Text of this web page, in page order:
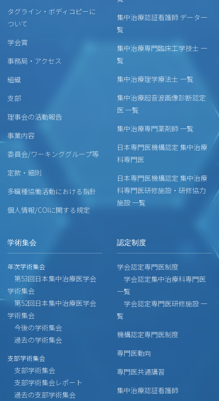
タグライン・ボディコピーに
ついて
学会賞
事務局・アクセス
組織
支部
理事会の活動報告
事業内容
委員会/ワーキンググループ等
定款・細則
多職種協働活動における指針
個人情報/COIに関する規定
集中治療認証看護師 データ一
覧
集中治療専門臨床工学技士 一
覧
集中治療理学療法士 一覧
集中治療超音波画像診断認定
医 一覧
集中治療専門薬剤師 一覧
日本専門医機構認定 集中治療
科専門医
日本専門医機構認定 集中治療
科専門医研修施設・研修協力
施設 一覧
学術集会
年次学術集会
第53回日本集中治療医学会
学術集会
第52回日本集中治療医学会
学術集会
今後の学術集会
過去の学術集会
支部学術集会
支部学術集会
支部学術集会レポート
過去の支部学術集会
認定制度
学会認定専門医制度
学会認定集中治療科専門医
一覧
学会認定専門医研修施設 一
覧
機構認定専門医制度
専門医動向
専門医共通講習
集中治療認証看護師